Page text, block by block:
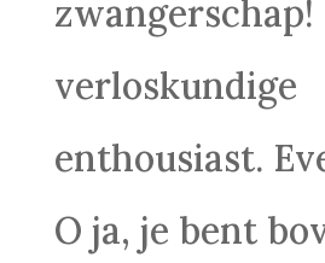
zwangerschap!
verloskundige
enthousiast.
O ja, je bent